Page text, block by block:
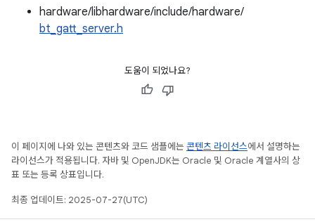
hardware/libhardware/include/hardware/
bt_gatt_server.h
도움이 되었나요?
이 페이지에 나와 있는 콘텐츠와 코드 샘플에는 콘텐츠 라이선스에서 설명하는
라이선스가 적용됩니다. 자바 및 OpenJDK는 Oracle 및 Oracle 계열사의 상
표 또는 등록 상표입니다.
최종 업데이트: 2025-07-27(UTC)